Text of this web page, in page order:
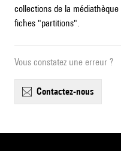
collections de la
fiches "partitions".
Vous constatez une erreur ?
contactez-nous